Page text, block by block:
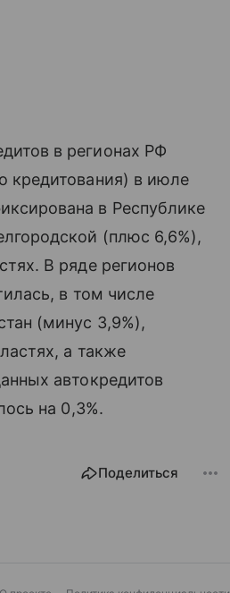
в регионах РФ
кредитования) в июле
в Республике
(плюс 6,6%),
В ряде регионов
в том числе
(минус 3,9%),
а также
автокредитов
на 0,3%.
Поделиться